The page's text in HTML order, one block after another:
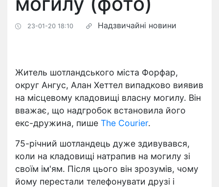
23-01-20 18:10 Надзвичайні новини
Житель шотландського міста Форфар,
округ Ангус, Алан Хеттел випадково виявив
на місцевому кладовищі власну могилу. Він
вважає, що надгробок встановила його
екс-дружина, пише The Courier.
75-річний шотландець дуже здивувався,
коли на кладовищі натрапив на могилу зі
своїм ім'ям. Після цього він зрозумів, чому
йому перестали телефонувати друзі і